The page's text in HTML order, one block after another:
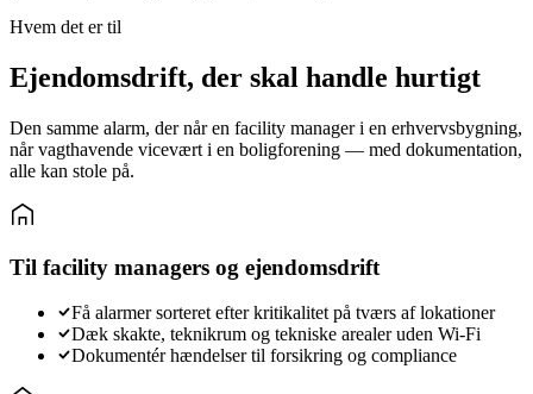
Hvem det er til
Ejendomsdrift, der skal handle hurtigt
Den samme alarm, der når en facility manager i en erhvervsbygning,
når vagthavende vicevært i en boligforening — med dokumentation,
alle kan stole på.
Til facility managers og ejendomsdrift
Få alarmer sorteret efter kritikalitet på tværs af lokationer
Dæk skakte, teknikrum og tekniske arealer uden Wi-Fi
Dokumentér hændelser til forsikring og compliance